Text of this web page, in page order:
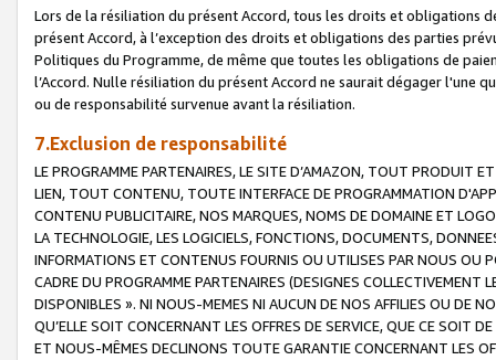
Lors de la résiliation du présent Accord, tous les droits et obligations
présent Accord, à l’exception des droits et obligations des parties
Politiques du Programme, de même que toutes les obligations de
l’Accord. Nulle résiliation du présent Accord ne saurait dégager l'une
ou de responsabilité survenue avant la résiliation.
7.Exclusion de responsabilité
LE PROGRAMME PARTENAIRES, LE SITE D’AMAZON, TOUT PRODUIT
LIEN, TOUT CONTENU, TOUTE INTERFACE DE PROGRAMMATION
CONTENU PUBLICITAIRE, NOS MARQUES, NOMS DE DOMAINE ET
LA TECHNOLOGIE, LES LOGICIELS, FONCTIONS, DOCUMENTS,
INFORMATIONS ET CONTENUS FOURNIS OU UTILISES PAR NOUS OU
CADRE DU PROGRAMME PARTENAIRES (DESIGNES COLLECTIVEMENT
DISPONIBLES ». NI NOUS-MEMES NI AUCUN DE NOS AFFILIES OU DE
QU’ELLE SOIT CONCERNANT LES OFFRES DE SERVICE, QUE CE SOIT
ET NOUS-MÊMES DECLINONS TOUTE GARANTIE CONCERNANT LES